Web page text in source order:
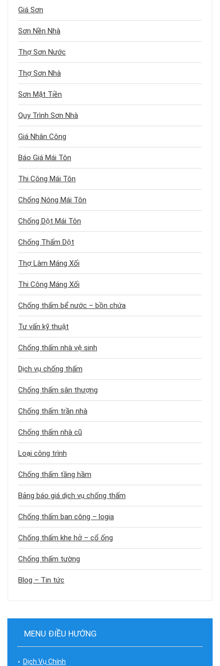
Giá Sơn
Sơn Nền Nhà
Thợ Sơn Nước
Thợ Sơn Nhà
Sơn Mặt Tiền
Quy Trình Sơn Nhà
Giá Nhân Công
Báo Giá Mái Tôn
Thi Công Mái Tôn
Chống Nóng Mái Tôn
Chống Dột Mái Tôn
Chống Thấm Dột
Thợ Làm Máng Xối
Thi Công Máng Xối
Chống thấm bể nước – bồn chứa
Tư vấn kỹ thuật
Chống thấm nhà vệ sinh
Dịch vụ chống thấm
Chống thấm sân thượng
Chống thấm trần nhà
Chống thấm nhà cũ
Loại công trình
Chống thấm tầng hầm
Bảng báo giá dịch vụ chống thấm
Chống thấm ban công – logia
Chống thấm khe hở – cổ ống
Chống thấm tường
Blog – Tin tức
MENU ĐIỀU HƯỚNG
Dịch Vụ Chính